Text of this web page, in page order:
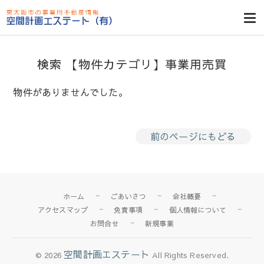
東大阪貸倉
庫・貸し工
場・賃貸事務
所・空室一
覧・空間計画
検索 【物件カテゴリ】事業用売買
物件がありませんでした。
前のページにもどる
ホーム ごあいさつ
会社概要
アクセスマップ
免責事項
個人情報について
お問合せ
新規事業
© 2026 空間計画エステート All Rights Reserved.